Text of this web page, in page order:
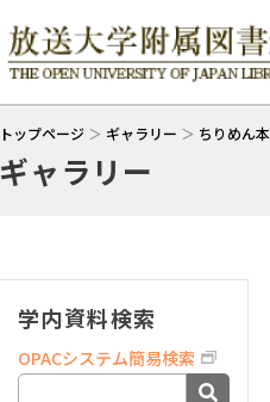
トップページ ＞ ギャラリー ＞ ちりめん本
ギャラリー
学内資料検索
OPACシステム簡易検索